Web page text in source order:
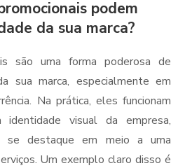
podem
da sua marca?
são uma forma poderosa de
sua marca, especialmente em
Na prática, eles funcionam
visual da empresa,
se destaque em meio a uma
Um exemplo claro disso é